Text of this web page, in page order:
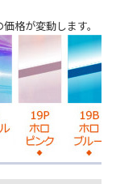
格が変動します。